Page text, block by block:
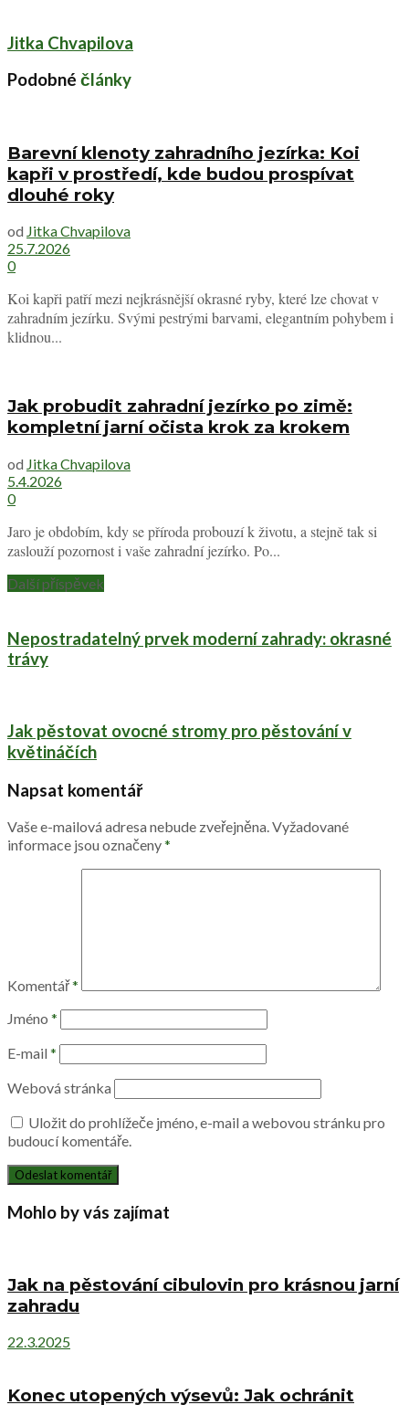
Jitka Chvapilova
Podobné články
Barevní klenoty zahradního jezírka: Koi
kapři v prostředí, kde budou prospívat
dlouhé roky
od Jitka Chvapilova
25.7.2026
0
Koi kapři patří mezi nejkrásnější okrasné ryby, které lze chovat v
zahradním jezírku. Svými pestrými barvami, elegantním pohybem i
klidnou...
Jak probudit zahradní jezírko po zimě:
kompletní jarní očista krok za krokem
od Jitka Chvapilova
5.4.2026
0
Jaro je obdobím, kdy se příroda probouzí k životu, a stejně tak si
zaslouží pozornost i vaše zahradní jezírko. Po...
Další příspěvek
Nepostradatelný prvek moderní zahrady: okrasné
trávy
Jak pěstovat ovocné stromy pro pěstování v
květináčích
Napsat komentář
Vaše e-mailová adresa nebude zveřejněna.Vyžadované
informace jsou označeny*
Komentář*
Jméno *
E-mail *
Webová stránka
Uložit do prohlížeče jméno, e-mail a webovou stránku pro
budoucí komentáře.
Mohlo by vás zajímat
Jak na pěstování cibulovin pro krásnou jarní
zahradu
22.3.2025
Konec utopených výsevů: Jak ochránit